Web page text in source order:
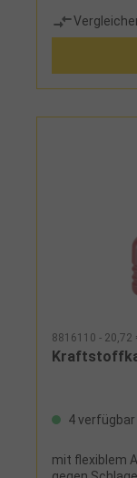
8816110 - 20,72
4 verfügbar
mit flexiblem